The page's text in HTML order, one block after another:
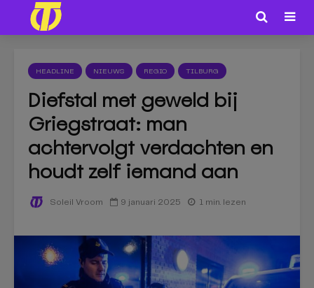
HEADLINE NIEUWS REGIO TILBURG
Diefstal met geweld bij
Griegstraat: man
achtervolgt verdachten en
houdt zelf iemand aan
Soleil Vroom 9 januari 2025 1 min. lezen